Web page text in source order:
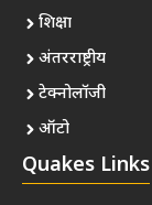
शिक्षा
अंतरराष्ट्रीय
टेक्नोलॉजी
ऑटो
Quakes Links